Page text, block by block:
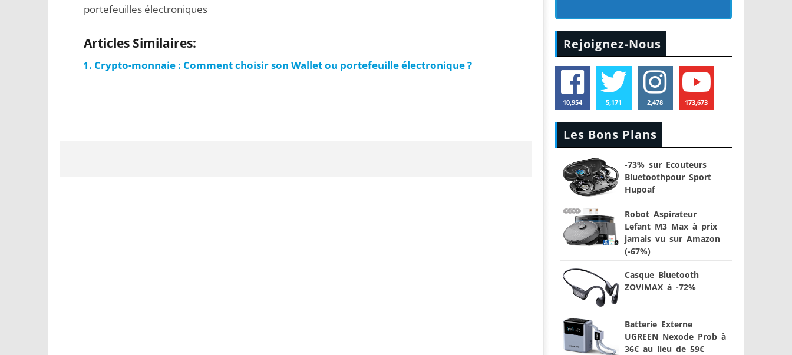
portefeuilles électroniques
Articles Similaires:
Crypto-monnaie : Comment choisir son Wallet ou portefeuille électronique ?
Rejoignez-Nous
10,954 5,171 2,478 173,673
Les Bons Plans
-73% sur Ecouteurs
Bluetoothpour Sport
Hupoaf
Robot Aspirateur
Lefant M3 Max à prix
jamais vu sur Amazon
(-67%)
Casque Bluetooth
ZOVIMAX à -72%
Batterie Externe
UGREEN Nexode Prob à
36€ au lieu de 59€